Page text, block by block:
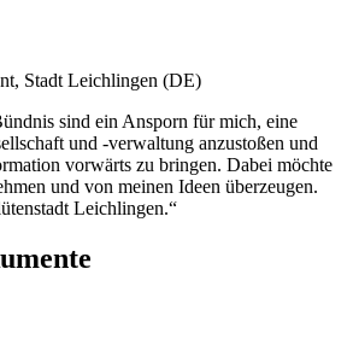
Stadt Leichlingen (DE)
sind ein Ansporn für mich, eine
und -verwaltung anzustoßen und
vorwärts zu bringen. Dabei möchte
und von meinen Ideen überzeugen.
Leichlingen.“